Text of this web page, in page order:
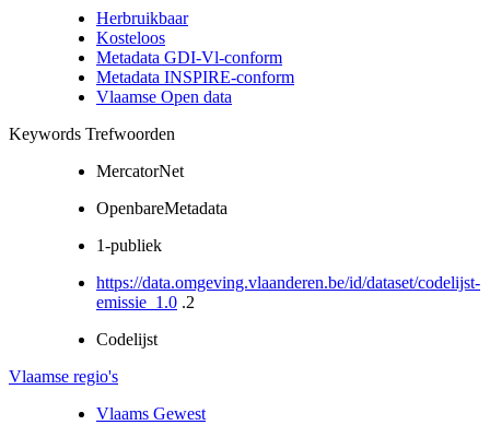
Herbruikbaar
Kosteloos
Metadata GDI-Vl-conform
Metadata INSPIRE-conform
Vlaamse Open data
Keywords Trefwoorden
MercatorNet
OpenbareMetadata
1-publiek
https://data.omgeving.vlaanderen.be/id/dataset/codelijst-
emissie_1.0 .2
Codelijst
Vlaamse regio's
Vlaams Gewest